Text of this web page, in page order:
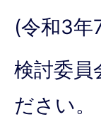
(令和3年
検討委員
ださい。